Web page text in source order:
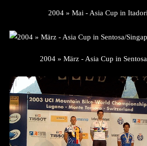
2004 » Mai - Asia Cup in
2004 » März - Asia Cup in